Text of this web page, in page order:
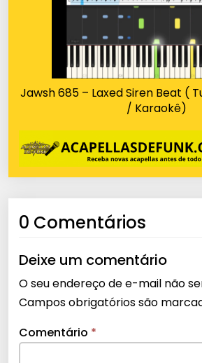
Jawsh 685 – Laxed Siren Beat (
/ Karaokê)
0 Comentários
Deixe um comentário
O seu endereço de e-mail não
Campos obrigatórios são
Comentário *